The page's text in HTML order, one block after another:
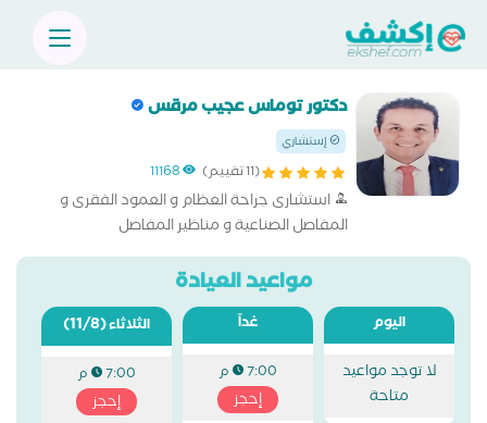
دكتور توماس عجيب مرقس
إستشاري
(11 تقييم) 11168
استشارى جراحة العظام و العمود الفقرى و
المفاصل الصناعية و مناظير المفاصل
مواعيد العيادة
اليوم
لا توجد مواعيد
متاحة
غداً
7:00 م
إحجز
الثلاثاء(11/8)
7:00 م
إحجز